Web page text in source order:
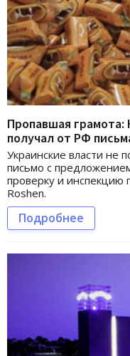
Пропавшая
получал от РФ
Украинские власти не
письмо с
проверку и инспекцию
Roshen.
Подробнее